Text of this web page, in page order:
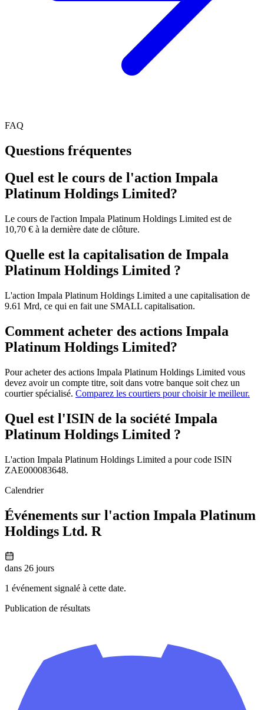
FAQ
Questions fréquentes
Quel est le cours de l'action Impala
Platinum Holdings Limited?
Le cours de l'action Impala Platinum Holdings Limited est de
10,70 € à la dernière date de clôture.
Quelle est la capitalisation de Impala
Platinum Holdings Limited ?
L'action Impala Platinum Holdings Limited a une capitalisation de
9.61 Mrd, ce qui en fait une SMALL capitalisation.
Comment acheter des actions Impala
Platinum Holdings Limited?
Pour acheter des actions Impala Platinum Holdings Limited vous
devez avoir un compte titre, soit dans votre banque soit chez un
courtier spécialisé. Comparez les courtiers pour choisir le meilleur.
Quel est l'ISIN de la société Impala
Platinum Holdings Limited ?
L'action Impala Platinum Holdings Limited a pour code ISIN
ZAE000083648.
Calendrier
Événements sur l'action Impala Platinum
Holdings Ltd. R
dans 26 jours
1 événement signalé à cette date.
Publication de résultats